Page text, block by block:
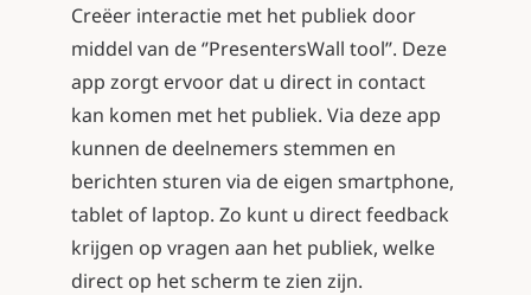
Creëer interactie met het publiek door
middel van de ‘’PresentersWall tool’’. Deze
app zorgt ervoor dat u direct in contact
kan komen met het publiek. Via deze app
kunnen de deelnemers stemmen en
berichten sturen via de eigen smartphone,
tablet of laptop. Zo kunt u direct feedback
krijgen op vragen aan het publiek, welke
direct op het scherm te zien zijn.